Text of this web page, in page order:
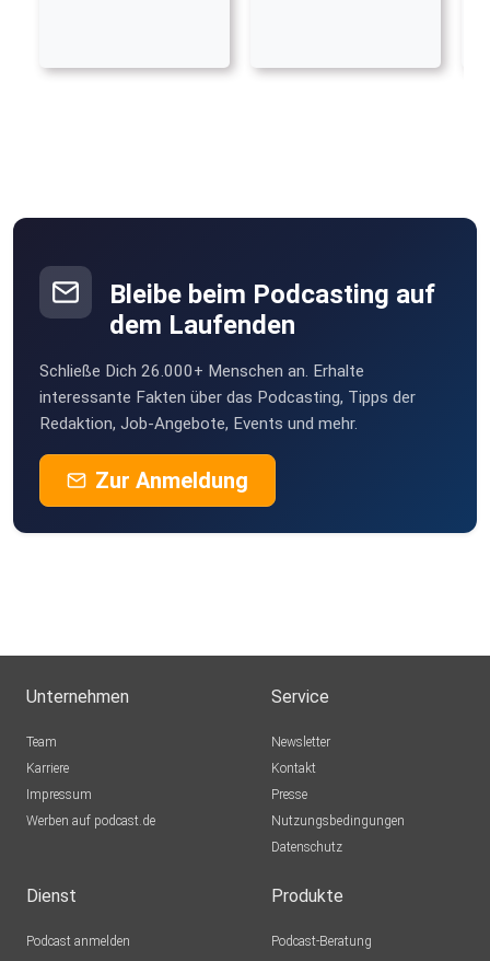
Bleibe beim Podcasting auf
dem Laufenden
Schließe Dich 26.000+ Menschen an. Erhalte
interessante Fakten über das Podcasting, Tipps der
Redaktion, Job-Angebote, Events und mehr.
Zur Anmeldung
Unternehmen
Team
Karriere
Impressum
Werben auf podcast.de
Service
Newsletter
Kontakt
Presse
Nutzungsbedingungen
Datenschutz
Dienst
Podcast anmelden
Produkte
Podcast-Beratung